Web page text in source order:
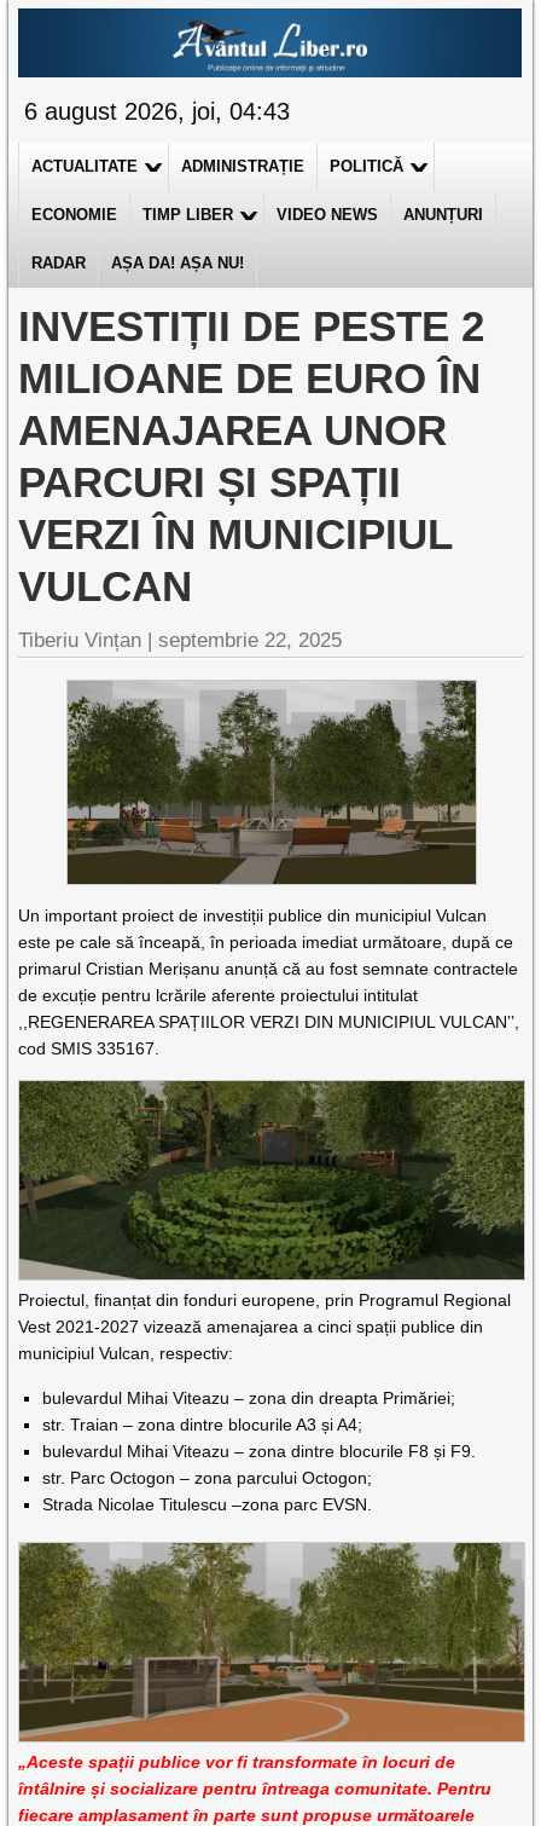
6 august 2026, joi, 04:43
ACTUALITATE ADMINISTRAȚIE POLITICĂ
ECONOMIE TIMP LIBER VIDEO NEWS ANUNȚURI
RADAR AȘA DA! AȘA NU!
INVESTIȚII DE PESTE 2
MILIOANE DE EURO ÎN
AMENAJAREA UNOR
PARCURI ȘI SPAȚII
VERZI ÎN MUNICIPIUL
VULCAN
Tiberiu Vințan |septembrie 22, 2025
Un important proiect de investiții publice din municipiul Vulcan
este pe cale să înceapă, în perioada imediat următoare, după ce
primarul Cristian Merișanu anunță că au fost semnate contractele
de excuție pentru lcrările aferente proiectului intitulat
,,REGENERAREA SPAȚIILOR VERZI DIN MUNICIPIUL VULCAN’’,
cod SMIS 335167.
Proiectul, finanțat din fonduri europene, prin Programul Regional
Vest 2021-2027 vizează amenajarea a cinci spații publice din
municipiul Vulcan, respectiv:
bulevardul Mihai Viteazu – zona din dreapta Primăriei;
str. Traian – zona dintre blocurile A3 și A4;
bulevardul Mihai Viteazu – zona dintre blocurile F8 și F9.
str. Parc Octogon – zona parcului Octogon;
Strada Nicolae Titulescu –zona parc EVSN.
„Aceste spații publice vor fi transformate în locuri de
întâlnire și socializare pentru întreaga comunitate. Pentru
fiecare amplasament în parte sunt propuse următoarele